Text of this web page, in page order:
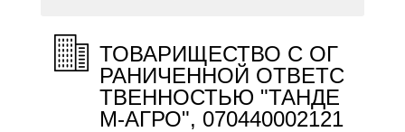
ТОВАРИЩЕСТВО С ОГ
РАНИЧЕННОЙ ОТВЕТС
ТВЕННОСТЬЮ "ТАНДЕ
М-АГРО", 070440002121